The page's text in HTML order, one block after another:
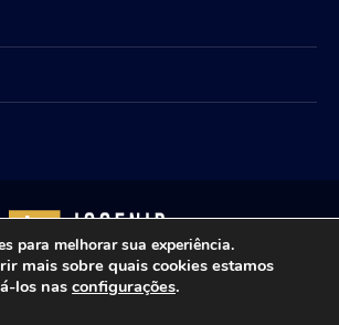
- Josenir Teixeira Advocacia. Todos os
para melhorar sua experiência.
mais sobre quais cookies estamos
los nas configurações.